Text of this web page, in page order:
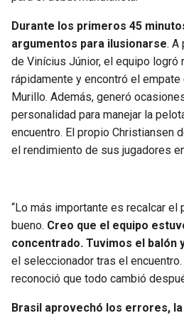
BUCCANEERS
Durante los primeros 45
argumentos para ilusionarse. A
de Vinícius Júnior, el equipo logró
rápidamente y encontró el
Murillo. Además, generó
personalidad para manejar la
encuentro. El propio Christiansen
el rendimiento de sus jugadores
“Lo más importante es recalcar el
bueno. Creo que el equipo
concentrado. Tuvimos el balón
el seleccionador tras el
reconoció que todo cambió
Brasil aprovechó los errores, la